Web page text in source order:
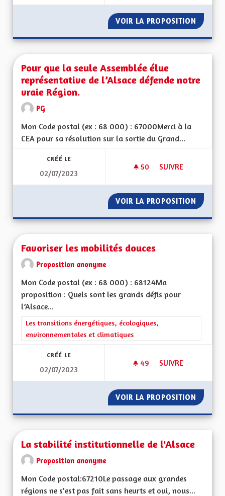
VOIR LA PROPOSITION
Pour que la seule Assemblée élue
représentative de l’Alsace défende notre
vraie Région.
PG
Mon Code postal (ex : 68 000) : 67000Merci à la
CEA pour sa résolution sur la sortie du Grand...
CRÉÉ LE
02/07/2023
50 50 ABONNÉS
SUIVRE
VOIR LA PROPOSITION POUR
Favoriser les mobilités douces
Proposition anonyme
Mon Code postal (ex : 68 000) : 68124Ma
proposition : Quels sont les grands défis pour
l’Alsace...
Filtrer les résultats de la catégorie : Les transitions
Les transitions énergétiques, écologiques,
environnementales et climatiques
CRÉÉ LE
02/07/2023
49 49 ABONNÉS
SUIVRE
VOIR LA PROPOSITION
La stabilité institutionnelle de l'Alsace
Proposition anonyme
Mon Code postal:67210Le passage aux grandes
régions ne s'est pas fait sans heurts et oui, nous...